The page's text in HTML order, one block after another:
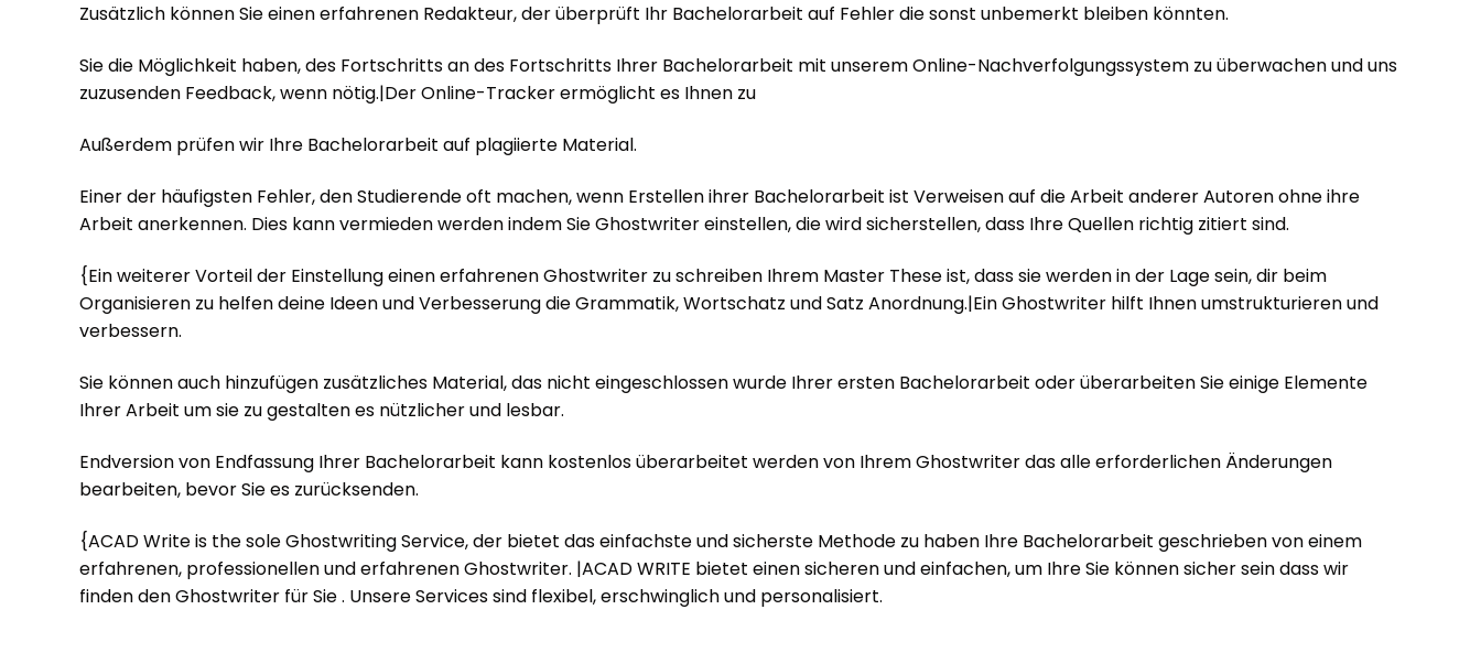
Zusätzlich können Sie einen erfahrenen Redakteur, der überprüft Ihr Bachelorarbeit auf Fehler die sonst unbemerkt bleiben könnten.
Sie die Möglichkeit haben, des Fortschritts an des Fortschritts Ihrer Bachelorarbeit mit unserem Online-Nachverfolgungssystem zu überwachen und uns
zuzusenden Feedback, wenn nötig.|Der Online-Tracker ermöglicht es Ihnen zu
Außerdem prüfen wir Ihre Bachelorarbeit auf plagiierte Material.
Einer der häufigsten Fehler, den Studierende oft machen, wenn Erstellen ihrer Bachelorarbeit ist Verweisen auf die Arbeit anderer Autoren ohne ihre
Arbeit anerkennen. Dies kann vermieden werden indem Sie Ghostwriter einstellen, die wird sicherstellen, dass Ihre Quellen richtig zitiert sind.
{Ein weiterer Vorteil der Einstellung einen erfahrenen Ghostwriter zu schreiben Ihrem Master These ist, dass sie werden in der Lage sein, dir beim
Organisieren zu helfen deine Ideen und Verbesserung die Grammatik, Wortschatz und Satz Anordnung.|Ein Ghostwriter hilft Ihnen umstrukturieren und
verbessern.
Sie können auch hinzufügen zusätzliches Material, das nicht eingeschlossen wurde Ihrer ersten Bachelorarbeit oder überarbeiten Sie einige Elemente
Ihrer Arbeit um sie zu gestalten es nützlicher und lesbar.
Endversion von Endfassung Ihrer Bachelorarbeit kann kostenlos überarbeitet werden von Ihrem Ghostwriter das alle erforderlichen Änderungen
bearbeiten, bevor Sie es zurücksenden.
{ACAD Write is the sole Ghostwriting Service, der bietet das einfachste und sicherste Methode zu haben Ihre Bachelorarbeit geschrieben von einem
erfahrenen, professionellen und erfahrenen Ghostwriter. |ACAD WRITE bietet einen sicheren und einfachen, um Ihre Sie können sicher sein dass wir
finden den Ghostwriter für Sie . Unsere Services sind flexibel, erschwinglich und personalisiert.